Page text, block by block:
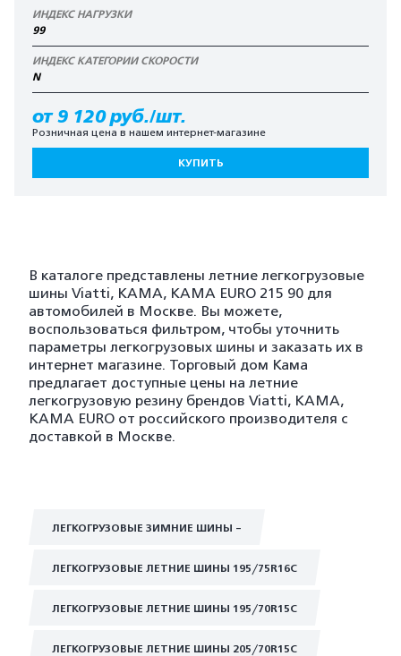
ИНДЕКС НАГРУЗКИ
99
ИНДЕКС КАТЕГОРИИ СКОРОСТИ
N
от 9 120 руб./шт.
Розничная цена в нашем интернет-магазине
КУПИТЬ
В каталоге представлены летние легкогрузовые
шины Viatti, KAMA, KAMA EURO 215 90 для
автомобилей в Москве. Вы можете,
воспользоваться фильтром, чтобы уточнить
параметры легкогрузовых шины и заказать их в
интернет магазине. Торговый дом Кама
предлагает доступные цены на летние
легкогрузовую резину брендов Viatti, KAMA,
KAMA EURO от российского производителя с
доставкой в Москве.
ЛЕГКОГРУЗОВЫЕ ЗИМНИЕ ШИНЫ -
ЛЕГКОГРУЗОВЫЕ ЛЕТНИЕ ШИНЫ 195/75R16C
ЛЕГКОГРУЗОВЫЕ ЛЕТНИЕ ШИНЫ 195/70R15C
ЛЕГКОГРУЗОВЫЕ ЛЕТНИЕ ШИНЫ 205/70R15C